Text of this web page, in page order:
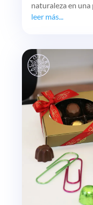
naturaleza en una
leer más...